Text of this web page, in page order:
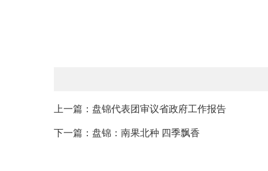
上一篇：盘锦代表团审议省政府工作报告
下一篇：盘锦：南果北种 四季飘香